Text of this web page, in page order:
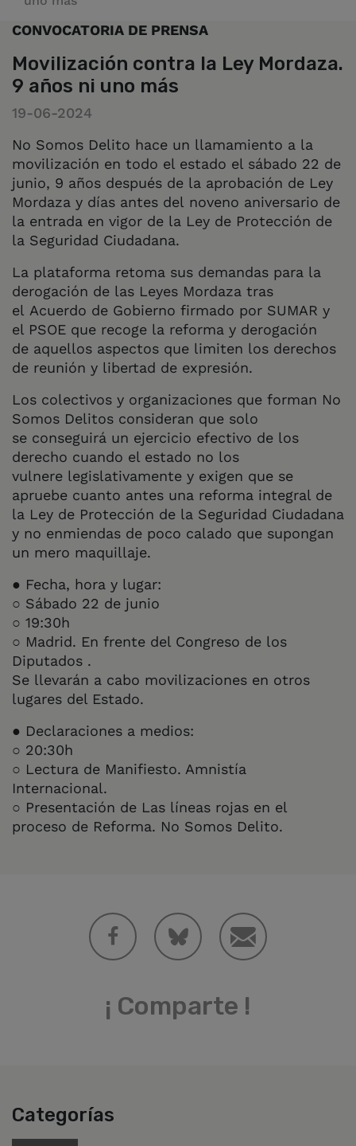
CONVOCATORIA DE PRENSA
Movilización contra la Ley Mordaza.
9 años ni uno más
19-06-2024
No Somos Delito hace un llamamiento a la
movilización en todo el estado el sábado 22 de
junio, 9 años después de la aprobación de Ley
Mordaza y días antes del noveno aniversario de
la entrada en vigor de la Ley de Protección de
la Seguridad Ciudadana.
La plataforma retoma sus demandas para la
derogación de las Leyes Mordaza tras
el Acuerdo de Gobierno firmado por SUMAR y
el PSOE que recoge la reforma y derogación
de aquellos aspectos que limiten los derechos
de reunión y libertad de expresión.
Los colectivos y organizaciones que forman No
Somos Delitos consideran que solo
se conseguirá un ejercicio efectivo de los
derecho cuando el estado no los
vulnere legislativamente y exigen que se
apruebe cuanto antes una reforma integral de
la Ley de Protección de la Seguridad Ciudadana
y no enmiendas de poco calado que supongan
un mero maquillaje.
● Fecha, hora y lugar:
○ Sábado 22 de junio
○ 19:30h
○ Madrid. En frente del Congreso de los
Diputados .
Se llevarán a cabo movilizaciones en otros
lugares del Estado.
● Declaraciones a medios:
○ 20:30h
○ Lectura de Manifiesto. Amnistía
Internacional.
○ Presentación de Las líneas rojas en el
proceso de Reforma. No Somos Delito.
¡ Comparte !
Categorías